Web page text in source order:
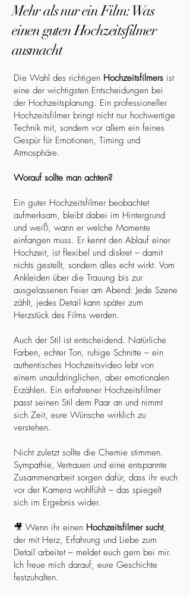
Mehr als nur ein Film: Was
einen guten Hochzeitsfilmer
ausmacht
Die Wahl des richtigen Hochzeitsfilmers ist
eine der wichtigsten Entscheidungen bei
der Hochzeitsplanung. Ein professioneller
Hochzeitsfilmer bringt nicht nur hochwertige
Technik mit, sondern vor allem ein feines
Gespür für Emotionen, Timing und
Atmosphäre.
Worauf sollte man achten?
Ein guter Hochzeitsfilmer beobachtet
aufmerksam, bleibt dabei im Hintergrund
und weiß, wann er welche Momente
einfangen muss. Er kennt den Ablauf einer
Hochzeit, ist flexibel und diskret – damit
nichts gestellt, sondern alles echt wirkt. Vom
Ankleiden über die Trauung bis zur
ausgelassenen Feier am Abend: Jede Szene
zählt, jedes Detail kann später zum
Herzstück des Films werden.
Auch der Stil ist entscheidend. Natürliche
Farben, echter Ton, ruhige Schnitte – ein
authentisches Hochzeitsvideo lebt von
einem unaufdringlichen, aber emotionalen
Erzählen. Ein erfahrener Hochzeitsfilmer
passt seinen Stil dem Paar an und nimmt
sich Zeit, eure Wünsche wirklich zu
verstehen.
Nicht zuletzt sollte die Chemie stimmen.
Sympathie, Vertrauen und eine entspannte
Zusammenarbeit sorgen dafür, dass ihr euch
vor der Kamera wohlfühlt – das spiegelt
sich im Ergebnis wider.
🎥 Wenn ihr einen Hochzeitsfilmer sucht,
der mit Herz, Erfahrung und Liebe zum
Detail arbeitet – meldet euch gern bei mir.
Ich freue mich darauf, eure Geschichte
festzuhalten.